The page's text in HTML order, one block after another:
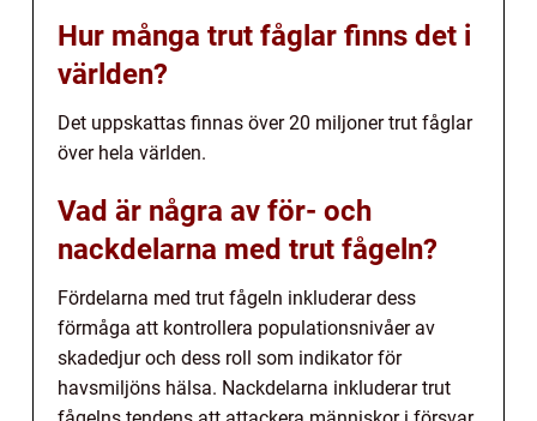
Hur många trut fåglar finns det i
världen?
Det uppskattas finnas över 20 miljoner trut fåglar
över hela världen.
Vad är några av för- och
nackdelarna med trut fågeln?
Fördelarna med trut fågeln inkluderar dess
förmåga att kontrollera populationsnivåer av
skadedjur och dess roll som indikator för
havsmiljöns hälsa. Nackdelarna inkluderar trut